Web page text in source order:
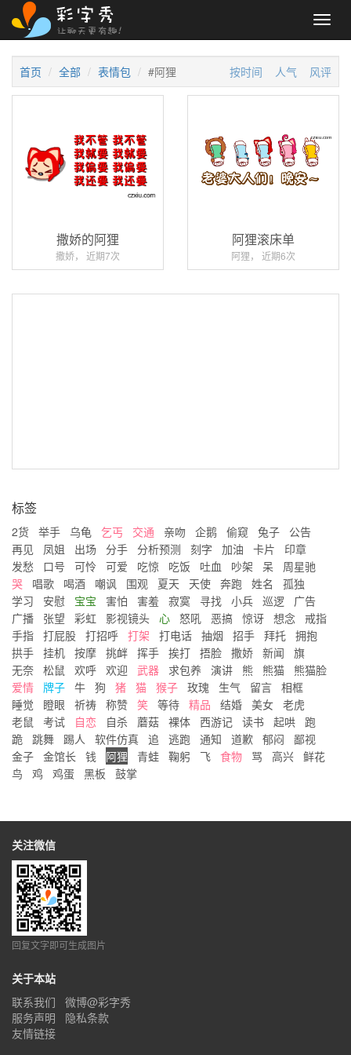
首页 全部 表情包 #阿狸 按时间 人气 风评
撒娇的阿狸
撒娇， 近期7次
阿狸滚床单
阿狸， 近期6次
标签
2货 举手 乌龟 乞丐 交通 亲吻 企鹅 偷窥 兔子
公告
再见
凤姐 出场 分手 分析预测 刻字 加油 卡片
印章
发愁
口号 可怜 可爱 吃惊 吃饭 吐血 吵架 呆
周星驰
哭
唱歌 喝酒 嘲讽 围观 夏天 天使 奔跑 姓名
孤独
学习
安慰 宝宝 害怕 害羞 寂寞 寻找 小兵 巡逻
广告
广播
张望 彩虹 影视镜头 心 怒吼 恶搞 惊讶 想念
戒指
手指 打屁股 打招呼 打架 打电话 抽烟 招手 拜托 拥抱
拱手 挂机 按摩 挑衅 挥手 挨打 捂脸 撒娇 新闻
旗
无奈 松鼠 欢呼 欢迎 武器 求包养 演讲 熊 熊猫
熊猫脸
爱情 牌子 牛 狗 猪 猫 猴子 玫瑰 生气 留言 相框
睡觉
瞪眼 祈祷 称赞 笑 等待 精品 结婚 美女 老虎
老鼠
考试 自恋 自杀 蘑菇 裸体 西游记 读书 起哄
跑
跪
跳舞 踢人 软件仿真 追 逃跑 通知 道歉 郁闷
鄙视
金子 金馆长 钱 阿狸 青蛙 鞠躬 飞 食物 骂 高兴 鲜花
鸟
鸡 鸡蛋 黑板 鼓掌
关注微信
回复文字即可生成图片
关于本站
联系我们
微博@彩字秀
服务声明
隐私条款
友情链接